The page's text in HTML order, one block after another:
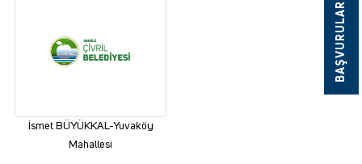
BAŞVURULAR
İsmet BÜYÜKKAL-Yuvaköy
Mahallesi